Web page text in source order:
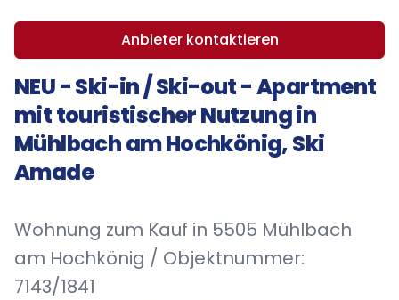
Anbieter kontaktieren
NEU - Ski-in / Ski-out - Apartment
mit touristischer Nutzung in
Mühlbach am Hochkönig, Ski
Amade
Wohnung zum Kauf in 5505 Mühlbach
am Hochkönig / Objektnummer:
7143/1841